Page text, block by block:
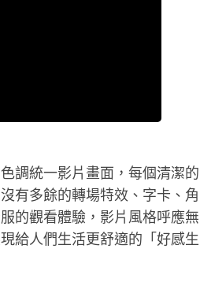
調統一影片畫面，每個清潔的
有多餘的轉場特效、字卡、角
的觀看體驗，影片風格呼應無
給人們生活更舒適的「好感生